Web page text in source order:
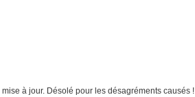
à jour. Désolé pour les désagréments causés !